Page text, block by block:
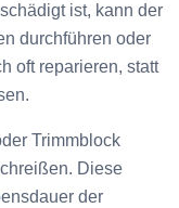
ist, kann der
durchführen oder
oft reparieren, statt
Trimmblock
Diese
der